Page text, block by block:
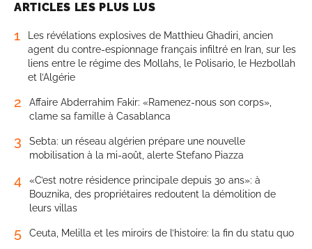
ARTICLES LES PLUS LUS
1
Les révélations explosives de Matthieu Ghadiri, ancien
agent du contre-espionnage français infiltré en Iran, sur les
liens entre le régime des Mollahs, le Polisario, le Hezbollah
et l’Algérie
2
Affaire Abderrahim Fakir: «Ramenez-nous son corps»,
clame sa famille à Casablanca
3
Sebta: un réseau algérien prépare une nouvelle
mobilisation à la mi-août, alerte Stefano Piazza
4
«C’est notre résidence principale depuis 30 ans»: à
Bouznika, des propriétaires redoutent la démolition de
leurs villas
5 Ceuta, Melilla et les miroirs de l’histoire: la fin du statu quo